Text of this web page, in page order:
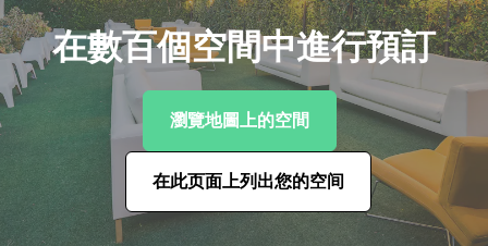
在數百個空間中進行預訂
瀏覽地圖上的空間
在此页面上列出您的空间